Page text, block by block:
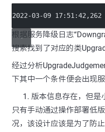
2022-03-09 17:51:42,262
根据服务降级日志
搜索找到了对应的类
经过分析
下其中一个条件便会出现服
版本信息存在，但是
只有手动通过操作部署低
况，该设计应该是为了防